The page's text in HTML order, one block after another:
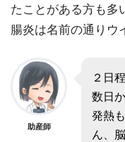
たことがある方も多
腸炎は名前の通りウ
助産師
２日
数日
発熱
ん、